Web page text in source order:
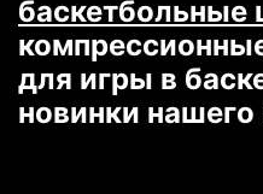
страны СНГ.
больших
Все
баскетбольные
для игры в
новинки нашего